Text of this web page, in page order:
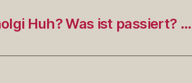
Huh? Was ist passiert? …